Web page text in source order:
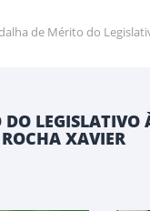
de Mérito do
XAVIER